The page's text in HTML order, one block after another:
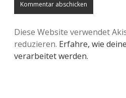
Diese Website verwendet
reduzieren. Erfahre, wie
verarbeitet werden.